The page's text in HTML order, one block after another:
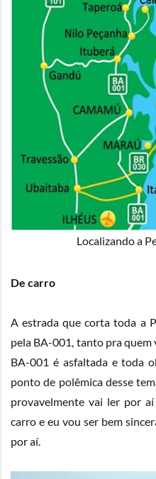
Localizando a
De carro
A estrada que corta toda a
pela BA-001, tanto pra quem
BA-001 é asfaltada e toda
ponto de polêmica desse
provavelmente vai ler por
carro e eu vou ser bem
por aí.